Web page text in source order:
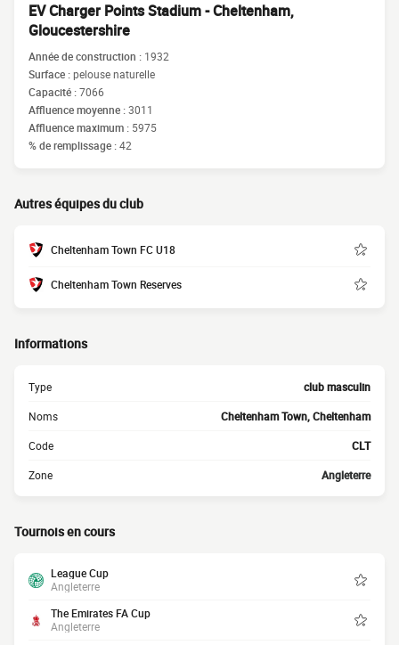
EV Charger Points Stadium - Cheltenham,
Gloucestershire
Année de construction : 1932
Surface :pelouse naturelle
Capacité :7066
Affluence moyenne :3011
Affluence maximum : 5975
% de remplissage :42
Autres équipes du club
Cheltenham Town FC U18
Cheltenham Town Reserves
Informations
Type club masculin
Noms Cheltenham Town, Cheltenham
Code CLT
Zone Angleterre
Tournois en cours
League Cup
Angleterre
The Emirates FA Cup
Angleterre